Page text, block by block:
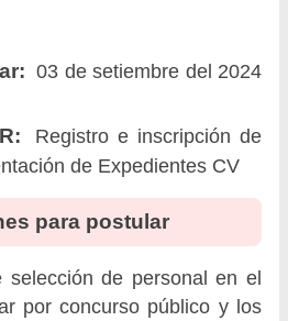
03 de setiembre del 2024
Registro e inscripción de
de Expedientes CV
para postular
selección de personal en el
por concurso público y los